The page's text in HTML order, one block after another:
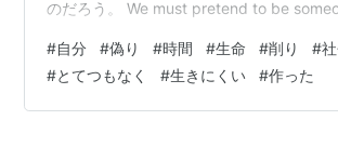
のだろう。 We must pretend to be
society.We must sacrifice our very lives
society.For some people, it is an
#自分 #偽り #時間 #生命 #削り #
#とてつもなく #生きにくい #作った